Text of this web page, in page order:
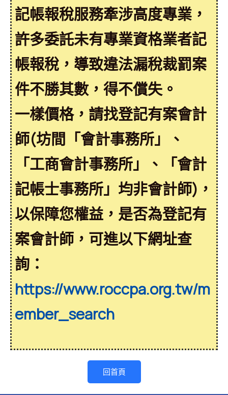
記帳報稅服務牽涉高度專業，
許多委託未有專業資格業者記
帳報稅，導致違法漏稅裁罰案
件不勝其數，得不償失。
一樣價格，請找登記有案會計
師(坊間「會計事務所」、
「工商會計事務所」、「會計
記帳士事務所」均非會計師)，
以保障您權益，是否為登記有
案會計師，可進以下網址查
詢：
https://www.roccpa.org.tw/m
ember_search
回首頁